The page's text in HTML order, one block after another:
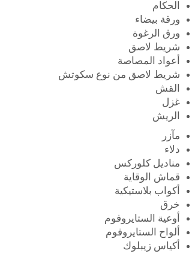
الحكام
ورقة بيضاء
ورق الرغوة
شريط لاصق
أعواد المصاصة
شريط لاصق من نوع سكوتش
القش
غزل
الريش
مآزر
دلاء
مناديل كلوركس
قماش الوقاية
أكواب بلاستيكية
خرق
أوعية الستايروفوم
ألواح الستايروفوم
أكياس زيبلوك